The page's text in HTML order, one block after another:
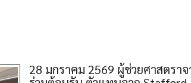
28 มกราคม 2569 ผู้ช่วยศาสตร